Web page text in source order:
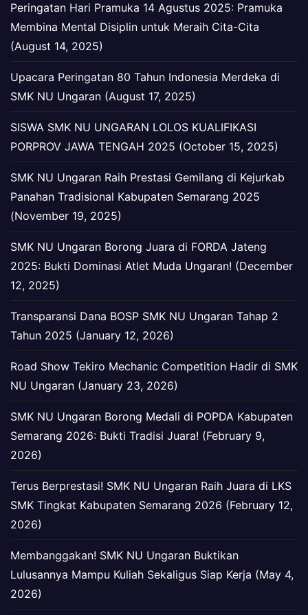
Peringatan Hari Pramuka 14 Agustus 2025: Pramuka
Membina Mental Disiplin untuk Meraih Cita-Cita
(August 14, 2025)
Upacara Peringatan 80 Tahun Indonesia Merdeka di
SMK NU Ungaran (August 17, 2025)
SISWA SMK NU UNGARAN LOLOS KUALIFIKASI
PORPROV JAWA TENGAH 2025 (October 15, 2025)
SMK NU Ungaran Raih Prestasi Gemilang di Kejurkab
Panahan Tradisional Kabupaten Semarang 2025
(November 19, 2025)
SMK NU Ungaran Borong Juara di FORDA Jateng
2025: Bukti Dominasi Atlet Muda Ungaran! (December
12, 2025)
Transparansi Dana BOSP SMK NU Ungaran Tahap 2
Tahun 2025 (January 12, 2026)
Road Show Tekiro Mechanic Competition Hadir di SMK
NU Ungaran (January 23, 2026)
SMK NU Ungaran Borong Medali di POPDA Kabupaten
Semarang 2026: Bukti Tradisi Juara! (February 9,
2026)
Terus Berprestasi! SMK NU Ungaran Raih Juara di LKS
SMK Tingkat Kabupaten Semarang 2026 (February 12,
2026)
Membanggakan! SMK NU Ungaran Buktikan
Lulusannya Mampu Kuliah Sekaligus Siap Kerja (May 4,
2026)